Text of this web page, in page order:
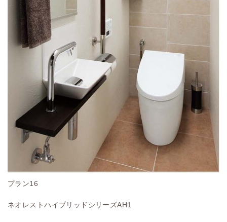
プラン16
ネオレストハイブリッドシリーズAH1